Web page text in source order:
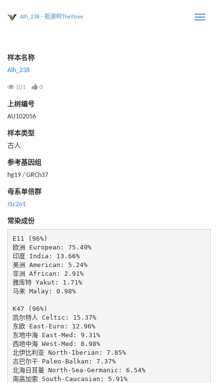
Toggle
Alh_238 - 祖源树TheYtree
样本名称
Alh_238
101 0
上树编号
AU102056
样本类型
古人
参考基因组
hg19 / GRCh37
母系单倍群
J1c2o1
常染成份
E11 (96%)
欧洲 European: 75.49%
印度 India: 13.66%
美洲 American: 5.24%
非洲 African: 2.91%
雅库特 Yakut: 1.71%
马来 Malay: 0.98%
K47 (96%)
凯尔特人 Celtic: 15.37%
东欧 East-Euro: 12.96%
东地中海 East-Med: 9.31%
西地中海 West-Med: 8.98%
北伊比利亚 North-Iberian: 7.85%
古巴尔干 Paleo-Balkan: 7.37%
北海日耳曼 North-Sea-Germanic: 6.54%
南高加索 South-Caucasian: 5.91%